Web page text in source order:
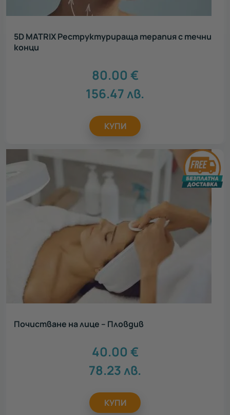
5D MATRIX Реструктурираща терапия с течни
конци
80.00 €
156.47лв.
КУПИ
Почистване на лице – Пловдив
40.00 €
78.23лв.
КУПИ